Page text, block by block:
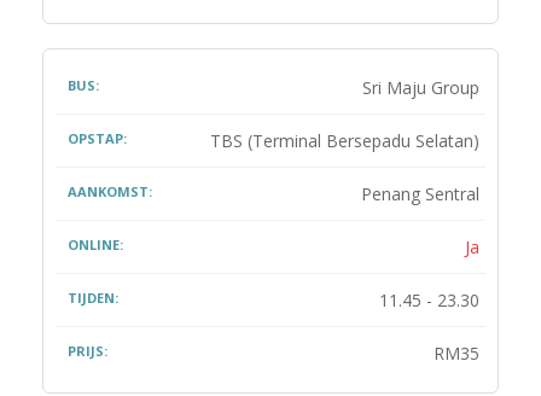
Sri Maju Group
TBS (Terminal Bersepadu Selatan)
Penang Sentral
Ja
11.45 - 23.30
RM35